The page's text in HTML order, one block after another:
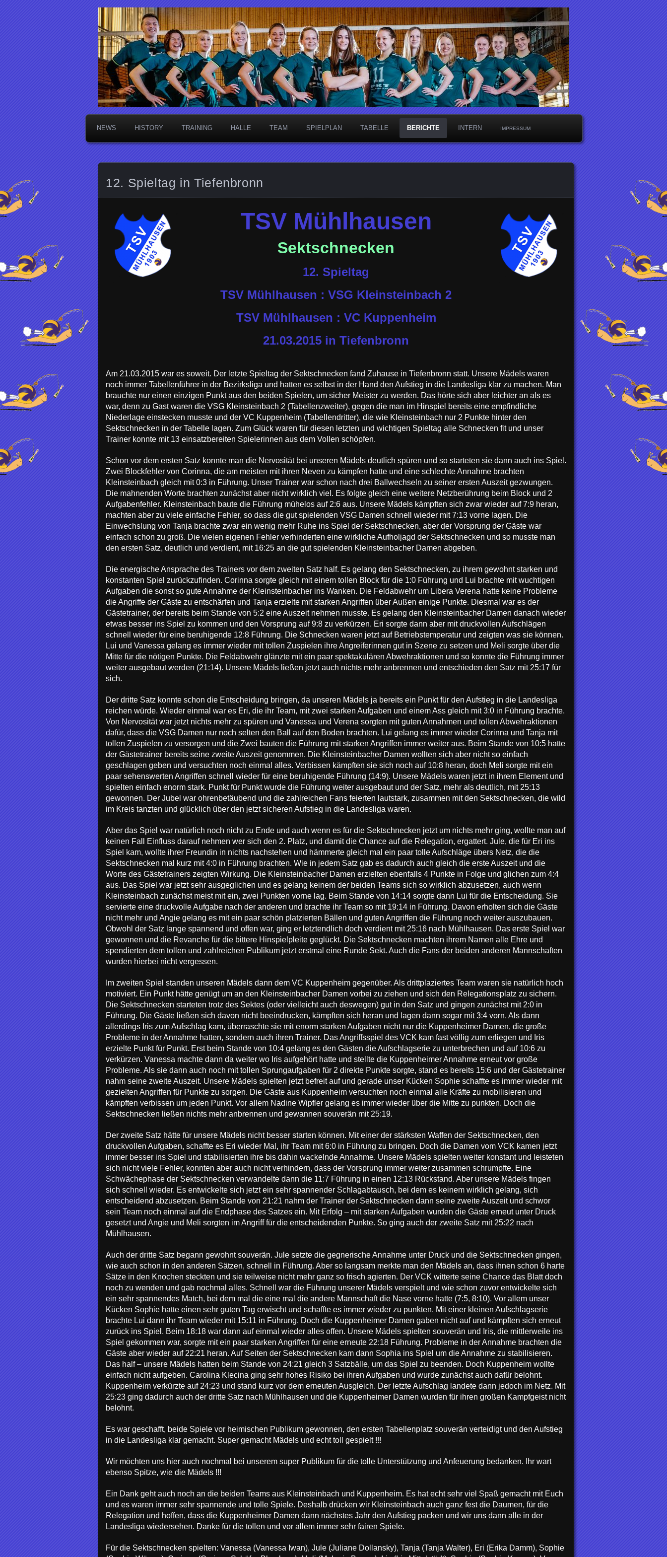
Die Sektschnecken
NEWS HISTORY TRAINING HALLE TEAM SPIELPLAN TABELLE BERICHTE INTERN IMPRESSUM
12. Spieltag in Tiefenbronn
TSV Mühlhausen
Sektschnecken
12. Spieltag
TSV Mühlhausen : VSG Kleinsteinbach 2
TSV Mühlhausen : VC Kuppenheim
21.03.2015 in Tiefenbronn
Am 21.03.2015 war es soweit. Der letzte Spieltag der Sektschnecken fand Zuhause in Tiefenbronn statt. Unsere Mädels waren
noch immer Tabellenführer in der Bezirksliga und hatten es selbst in der Hand den Aufstieg in die Landesliga klar zu machen. Man
brauchte nur einen einzigen Punkt aus den beiden Spielen, um sicher Meister zu werden. Das hörte sich aber leichter an als es
war, denn zu Gast waren die VSG Kleinsteinbach 2 (Tabellenzweiter), gegen die man im Hinspiel bereits eine empfindliche
Niederlage einstecken musste und der VC Kuppenheim (Tabellendritter), die wie Kleinsteinbach nur 2 Punkte hinter den
Sektschnecken in der Tabelle lagen. Zum Glück waren für diesen letzten und wichtigen Spieltag alle Schnecken fit und unser
Trainer konnte mit 13 einsatzbereiten Spielerinnen aus dem Vollen schöpfen.
Schon vor dem ersten Satz konnte man die Nervosität bei unseren Mädels deutlich spüren und so starteten sie dann auch ins Spiel.
Zwei Blockfehler von Corinna, die am meisten mit ihren Neven zu kämpfen hatte und eine schlechte Annahme brachten
Kleinsteinbach gleich mit 0:3 in Führung. Unser Trainer war schon nach drei Ballwechseln zu seiner ersten Auszeit gezwungen.
Die mahnenden Worte brachten zunächst aber nicht wirklich viel. Es folgte gleich eine weitere Netzberührung beim Block und 2
Aufgabenfehler. Kleinsteinbach baute die Führung mühelos auf 2:6 aus. Unsere Mädels kämpften sich zwar wieder auf 7:9 heran,
machten aber zu viele einfache Fehler, so dass die gut spielenden VSG Damen schnell wieder mit 7:13 vorne lagen. Die
Einwechslung von Tanja brachte zwar ein wenig mehr Ruhe ins Spiel der Sektschnecken, aber der Vorsprung der Gäste war
einfach schon zu groß. Die vielen eigenen Fehler verhinderten eine wirkliche Aufholjagd der Sektschnecken und so musste man
den ersten Satz, deutlich und verdient, mit 16:25 an die gut spielenden Kleinsteinbacher Damen abgeben.
Die energische Ansprache des Trainers vor dem zweiten Satz half. Es gelang den Sektschnecken, zu ihrem gewohnt starken und
konstanten Spiel zurückzufinden. Corinna sorgte gleich mit einem tollen Block für die 1:0 Führung und Lui brachte mit wuchtigen
Aufgaben die sonst so gute Annahme der Kleinsteinbacher ins Wanken. Die Feldabwehr um Libera Verena hatte keine Probleme
die Angriffe der Gäste zu entschärfen und Tanja erzielte mit starken Angriffen über Außen einige Punkte. Diesmal war es der
Gästetrainer, der bereits beim Stande von 5:2 eine Auszeit nehmen musste. Es gelang den Kleinsteinbacher Damen danach wieder
etwas besser ins Spiel zu kommen und den Vorsprung auf 9:8 zu verkürzen. Eri sorgte dann aber mit druckvollen Aufschlägen
schnell wieder für eine beruhigende 12:8 Führung. Die Schnecken waren jetzt auf Betriebstemperatur und zeigten was sie können.
Lui und Vanessa gelang es immer wieder mit tollen Zuspielen ihre Angreiferinnen gut in Szene zu setzen und Meli sorgte über die
Mitte für die nötigen Punkte. Die Feldabwehr glänzte mit ein paar spektakulären Abwehraktionen und so konnte die Führung immer
weiter ausgebaut werden (21:14). Unsere Mädels ließen jetzt auch nichts mehr anbrennen und entschieden den Satz mit 25:17 für
sich.
Der dritte Satz konnte schon die Entscheidung bringen, da unseren Mädels ja bereits ein Punkt für den Aufstieg in die Landesliga
reichen würde. Wieder einmal war es Eri, die ihr Team, mit zwei starken Aufgaben und einem Ass gleich mit 3:0 in Führung brachte.
Von Nervosität war jetzt nichts mehr zu spüren und Vanessa und Verena sorgten mit guten Annahmen und tollen Abwehraktionen
dafür, dass die VSG Damen nur noch selten den Ball auf den Boden brachten. Lui gelang es immer wieder Corinna und Tanja mit
tollen Zuspielen zu versorgen und die Zwei bauten die Führung mit starken Angriffen immer weiter aus. Beim Stande von 10:5 hatte
der Gästetrainer bereits seine zweite Auszeit genommen. Die Kleinsteinbacher Damen wollten sich aber nicht so einfach
geschlagen geben und versuchten noch einmal alles. Verbissen kämpften sie sich noch auf 10:8 heran, doch Meli sorgte mit ein
paar sehenswerten Angriffen schnell wieder für eine beruhigende Führung (14:9). Unsere Mädels waren jetzt in ihrem Element und
spielten einfach enorm stark. Punkt für Punkt wurde die Führung weiter ausgebaut und der Satz, mehr als deutlich, mit 25:13
gewonnen. Der Jubel war ohrenbetäubend und die zahlreichen Fans feierten lautstark, zusammen mit den Sektschnecken, die wild
im Kreis tanzten und glücklich über den jetzt sicheren Aufstieg in die Landesliga waren.
Aber das Spiel war natürlich noch nicht zu Ende und auch wenn es für die Sektschnecken jetzt um nichts mehr ging, wollte man auf
keinen Fall Einfluss darauf nehmen wer sich den 2. Platz, und damit die Chance auf die Relegation, ergattert. Jule, die für Eri ins
Spiel kam, wollte ihrer Freundin in nichts nachstehen und hämmerte gleich mal ein paar tolle Aufschläge übers Netz, die die
Sektschnecken mal kurz mit 4:0 in Führung brachten. Wie in jedem Satz gab es dadurch auch gleich die erste Auszeit und die
Worte des Gästetrainers zeigten Wirkung. Die Kleinsteinbacher Damen erzielten ebenfalls 4 Punkte in Folge und glichen zum 4:4
aus. Das Spiel war jetzt sehr ausgeglichen und es gelang keinem der beiden Teams sich so wirklich abzusetzen, auch wenn
Kleinsteinbach zunächst meist mit ein, zwei Punkten vorne lag. Beim Stande von 14:14 sorgte dann Lui für die Entscheidung. Sie
servierte eine druckvolle Aufgabe nach der anderen und brachte ihr Team so mit 19:14 in Führung. Davon erholten sich die Gäste
nicht mehr und Angie gelang es mit ein paar schön platzierten Bällen und guten Angriffen die Führung noch weiter auszubauen.
Obwohl der Satz lange spannend und offen war, ging er letztendlich doch verdient mit 25:16 nach Mühlhausen. Das erste Spiel war
gewonnen und die Revanche für die bittere Hinspielpleite geglückt. Die Sektschnecken machten ihrem Namen alle Ehre und
spendierten dem tollen und zahlreichen Publikum jetzt erstmal eine Runde Sekt. Auch die Fans der beiden anderen Mannschaften
wurden hierbei nicht vergessen.
Im zweiten Spiel standen unseren Mädels dann dem VC Kuppenheim gegenüber. Als drittplaziertes Team waren sie natürlich hoch
motiviert. Ein Punkt hätte genügt um an den Kleinsteinbacher Damen vorbei zu ziehen und sich den Relegationsplatz zu sichern.
Die Sektschnecken starteten trotz des Sektes (oder vielleicht auch deswegen) gut in den Satz und gingen zunächst mit 2:0 in
Führung. Die Gäste ließen sich davon nicht beeindrucken, kämpften sich heran und lagen dann sogar mit 3:4 vorn. Als dann
allerdings Iris zum Aufschlag kam, überraschte sie mit enorm starken Aufgaben nicht nur die Kuppenheimer Damen, die große
Probleme in der Annahme hatten, sondern auch ihren Trainer. Das Angriffsspiel des VCK kam fast völlig zum erliegen und Iris
erzielte Punkt für Punkt. Erst beim Stande von 10:4 gelang es den Gästen die Aufschlagserie zu unterbrechen und auf 10:6 zu
verkürzen. Vanessa machte dann da weiter wo Iris aufgehört hatte und stellte die Kuppenheimer Annahme erneut vor große
Probleme. Als sie dann auch noch mit tollen Sprungaufgaben für 2 direkte Punkte sorgte, stand es bereits 15:6 und der Gästetrainer
nahm seine zweite Auszeit. Unsere Mädels spielten jetzt befreit auf und gerade unser Kücken Sophie schaffte es immer wieder mit
gezielten Angriffen für Punkte zu sorgen. Die Gäste aus Kuppenheim versuchten noch einmal alle Kräfte zu mobilisieren und
kämpften verbissen um jeden Punkt. Vor allem Nadine Wipfler gelang es immer wieder über die Mitte zu punkten. Doch die
Sektschnecken ließen nichts mehr anbrennen und gewannen souverän mit 25:19.
Der zweite Satz hätte für unsere Mädels nicht besser starten können. Mit einer der stärksten Waffen der Sektschnecken, den
druckvollen Aufgaben, schaffte es Eri wieder Mal, ihr Team mit 6:0 in Führung zu bringen. Doch die Damen vom VCK kamen jetzt
immer besser ins Spiel und stabilisierten ihre bis dahin wackelnde Annahme. Unsere Mädels spielten weiter konstant und leisteten
sich nicht viele Fehler, konnten aber auch nicht verhindern, dass der Vorsprung immer weiter zusammen schrumpfte. Eine
Schwächephase der Sektschnecken verwandelte dann die 11:7 Führung in einen 12:13 Rückstand. Aber unsere Mädels fingen
sich schnell wieder. Es entwickelte sich jetzt ein sehr spannender Schlagabtausch, bei dem es keinem wirklich gelang, sich
entscheidend abzusetzen. Beim Stande von 21:21 nahm der Trainer der Sektschnecken dann seine zweite Auszeit und schwor
sein Team noch einmal auf die Endphase des Satzes ein. Mit Erfolg – mit starken Aufgaben wurden die Gäste erneut unter Druck
gesetzt und Angie und Meli sorgten im Angriff für die entscheidenden Punkte. So ging auch der zweite Satz mit 25:22 nach
Mühlhausen.
Auch der dritte Satz begann gewohnt souverän. Jule setzte die gegnerische Annahme unter Druck und die Sektschnecken gingen,
wie auch schon in den anderen Sätzen, schnell in Führung. Aber so langsam merkte man den Mädels an, dass ihnen schon 6 harte
Sätze in den Knochen steckten und sie teilweise nicht mehr ganz so frisch agierten. Der VCK witterte seine Chance das Blatt doch
noch zu wenden und gab nochmal alles. Schnell war die Führung unserer Mädels verspielt und wie schon zuvor entwickelte sich
ein sehr spannendes Match, bei dem mal die eine mal die andere Mannschaft die Nase vorne hatte (7:5, 8:10). Vor allem unser
Kücken Sophie hatte einen sehr guten Tag erwischt und schaffte es immer wieder zu punkten. Mit einer kleinen Aufschlagserie
brachte Lui dann ihr Team wieder mit 15:11 in Führung. Doch die Kuppenheimer Damen gaben nicht auf und kämpften sich erneut
zurück ins Spiel. Beim 18:18 war dann auf einmal wieder alles offen. Unsere Mädels spielten souverän und Iris, die mittlerweile ins
Spiel gekommen war, sorgte mit ein paar starken Angriffen für eine erneute 22:18 Führung. Probleme in der Annahme brachten die
Gäste aber wieder auf 22:21 heran. Auf Seiten der Sektschnecken kam dann Sophia ins Spiel um die Annahme zu stabilisieren.
Das half – unsere Mädels hatten beim Stande von 24:21 gleich 3 Satzbälle, um das Spiel zu beenden. Doch Kuppenheim wollte
einfach nicht aufgeben. Carolina Klecina ging sehr hohes Risiko bei ihren Aufgaben und wurde zunächst auch dafür belohnt.
Kuppenheim verkürzte auf 24:23 und stand kurz vor dem erneuten Ausgleich. Der letzte Aufschlag landete dann jedoch im Netz. Mit
25:23 ging dadurch auch der dritte Satz nach Mühlhausen und die Kuppenheimer Damen wurden für ihren großen Kampfgeist nicht
belohnt.
Es war geschafft, beide Spiele vor heimischen Publikum gewonnen, den ersten Tabellenplatz souverän verteidigt und den Aufstieg
in die Landesliga klar gemacht. Super gemacht Mädels und echt toll gespielt !!!
Wir möchten uns hier auch nochmal bei unserem super Publikum für die tolle Unterstützung und Anfeuerung bedanken. Ihr wart
ebenso Spitze, wie die Mädels !!!
Ein Dank geht auch noch an die beiden Teams aus Kleinsteinbach und Kuppenheim. Es hat echt sehr viel Spaß gemacht mit Euch
und es waren immer sehr spannende und tolle Spiele. Deshalb drücken wir Kleinsteinbach auch ganz fest die Daumen, für die
Relegation und hoffen, dass die Kuppenheimer Damen dann nächstes Jahr den Aufstieg packen und wir uns dann alle in der
Landesliga wiedersehen. Danke für die tollen und vor allem immer sehr fairen Spiele.
Für die Sektschnecken spielten: Vanessa (Vanessa Iwan), Jule (Juliane Dollansky), Tanja (Tanja Walter), Eri (Erika Damm), Sophie